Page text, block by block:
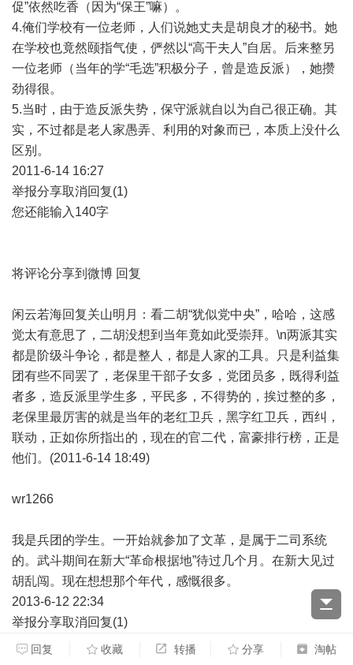
促”依然吃香（因为“保王”嘛）。
4.俺们学校有一位老师，人们说她丈夫是胡良才的秘书。她
在学校也竟然颐指气使，俨然以“高干夫人”自居。后来整另
一位老师（当年的学“毛选”积极分子，曾是造反派），她攒
劲得很。
5.当时，由于造反派失势，保守派就自以为自己很正确。其
实，不过都是老人家愚弄、利用的对象而已，本质上没什么
区别。
2011-6-14 16:27
举报分享取消回复(1)
您还能输入140字
将评论分享到微博 回复
闲云若海回复关山明月：看二胡“犹似党中央”，哈哈，这感
觉太有意思了，二胡没想到当年竟如此受崇拜。\n两派其实
都是阶级斗争论，都是整人，都是人家的工具。只是利益集
团有些不同罢了，老保里干部子女多，党团员多，既得利益
者多，造反派里学生多，平民多，不得势的，挨过整的多，
老保里最厉害的就是当年的老红卫兵，黑字红卫兵，西纠，
联动，正如你所指出的，现在的官二代，富豪排行榜，正是
他们。(2011-6-14 18:49)
wr1266
我是兵团的学生。一开始就参加了文革，是属于二司系统
的。武斗期间在新大“革命根据地”待过几个月。在新大见过
胡乱闯。现在想想那个年代，感慨很多。
2013-6-12 22:34
举报分享取消回复(1)
您还能输入140字
回复 收藏 转播 分享 淘帖